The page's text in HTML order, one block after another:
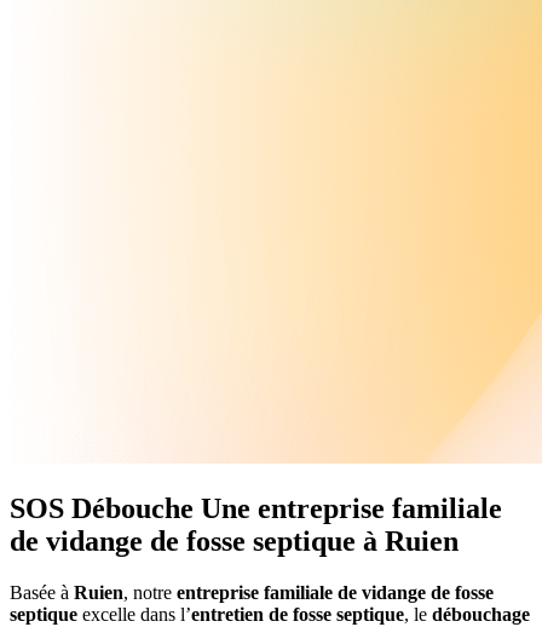
SOS Débouche Une entreprise familiale
de vidange de fosse septique à Ruien
Basée à Ruien, notre entreprise familiale de vidange de fosse
septique excelle dans l’entretien de fosse septique, le débouchage